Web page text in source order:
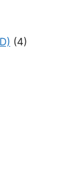
(4)